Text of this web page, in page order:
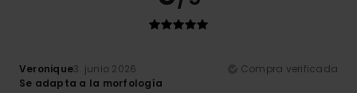
Veronique3. junio 2026
Compra verificada
Se adapta a la morfología